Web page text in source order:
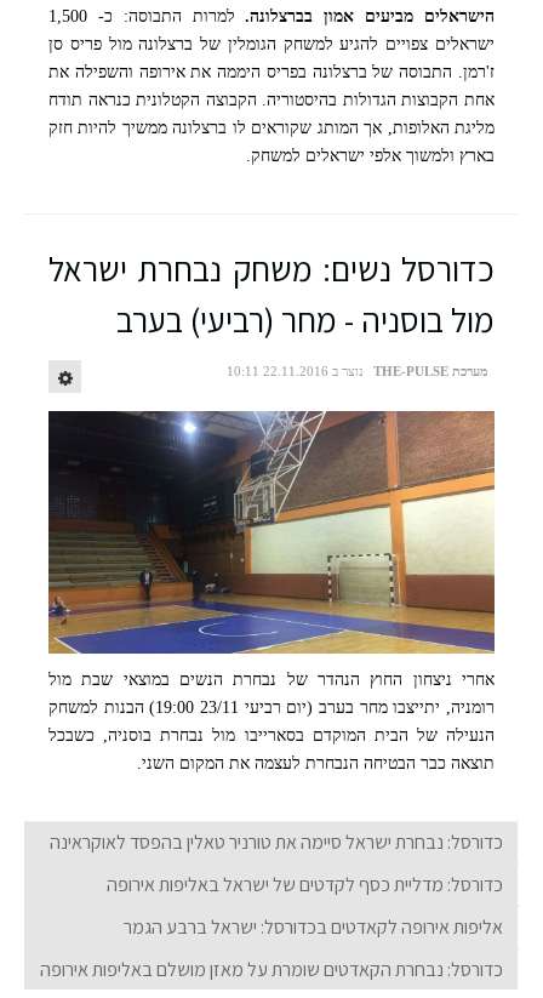
צילום: אילוסטרציה
הישראלים מביעים אמון בברצלונה.
למרות התבוסה: כ- 1,500
ישראלים צפויים להגיע למשחק הגומלין של ברצלונה מול פריס סן
ז'רמן. התבוסה של ברצלונה בפריס היממה את אירופה והשפילה את
אחת הקבוצות הגדולות בהיסטוריה. הקבוצה הקטלונית כנראה תודח
מליגת האלופות, אך המותג שקוראים לו ברצלונה ממשיך להיות חזק
בארץ ולמשוך אלפי ישראלים למשחק.
כדורסל נשים: משחק נבחרת ישראל
מול בוסניה - מחר (רביעי) בערב
מערכת THE-PULSE נוצר ב 22.11.2016 10:11
אולם הכדורסל הבוסני בו יתקיים המשחק נגד הבנות הישראליות.
אחרי ניצחון החוץ הנהדר של נבחרת הנשים במוצאי שבת מול
רומניה, יתייצבו מחר בערב (יום רביעי 23/11 19:00) הבנות למשחק
הנעילה של הבית המוקדם בסארייבו מול נבחרת בוסניה, כשבכל
תוצאה כבר הבטיחה הנבחרת לעצמה את המקום השני.
כדורסל: נבחרת ישראל סיימה את טורניר טאלין בהפסד לאוקראינה
כדורסל: מדליית כסף לקדטים של ישראל באליפות אירופה
אליפות אירופה לקאדטים בכדורסל: ישראל ברבע הגמר
כדורסל: נבחרת הקאדטים שומרת על מאזן מושלם באליפות אירופה